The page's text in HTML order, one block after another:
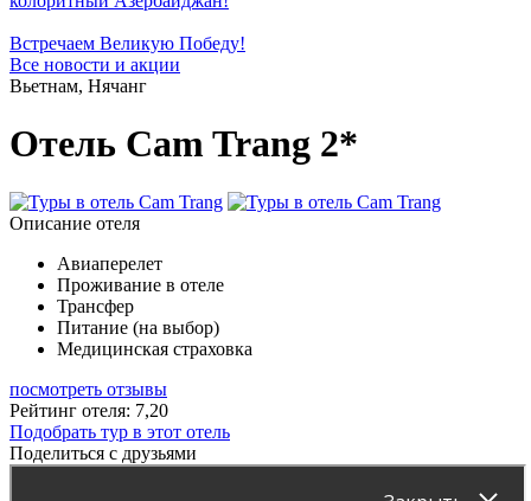
Встречаем Великую Победу!
Все новости и акции
Вьетнам, Нячанг
Отель Cam Trang 2*
Описание отеля
Авиаперелет
Проживание в отеле
Трансфер
Питание (на выбор)
Медицинская страховка
посмотреть отзывы
Рейтинг отеля: 7,20
Подобрать тур в этот отель
Поделиться с друзьями